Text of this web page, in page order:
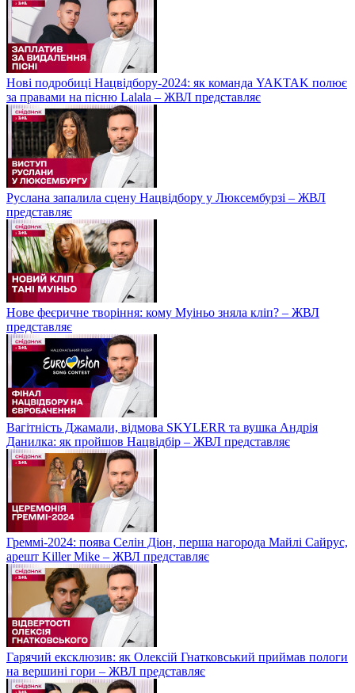
Нові подробиці Нацвідбору-2024: як команда YAKTAK полює
за правами на пісню Lalala – ЖВЛ представляє
Руслана запалила сцену Нацвідбору у Люксембурзі – ЖВЛ
представляє
Нове феєричне творіння: кому Муіньо зняла кліп? – ЖВЛ
представляє
Вагітність Джамали, відмова SKYLERR та вушка Андрія
Данилка: як пройшов Нацвідбір – ЖВЛ представляє
Греммі-2024: поява Селін Діон, перша нагорода Майлі Сайрус,
арешт Killer Mike – ЖВЛ представляє
Гарячий ексклюзив: як Олексій Гнатковський приймав пологи
на вершині гори – ЖВЛ представляє